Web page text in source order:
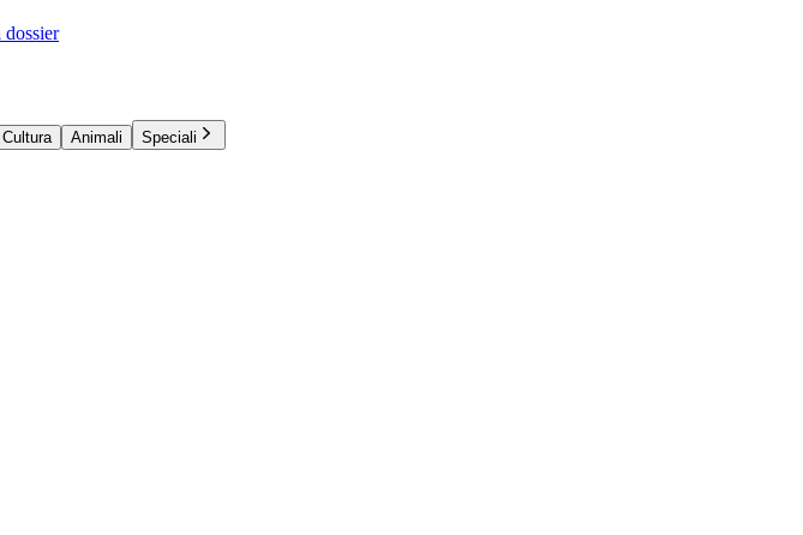
Cultura Animali
Speciali